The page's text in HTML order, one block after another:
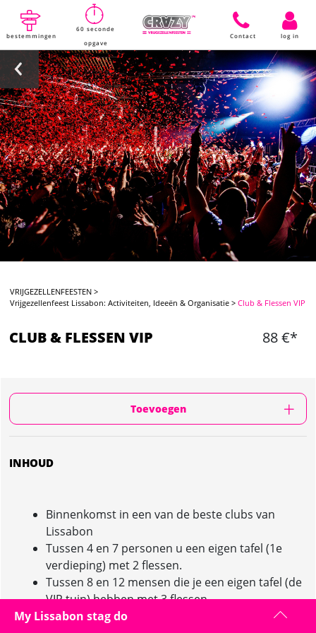
bestemmingen
60 seconde
opgave
Contact log in
VRIJGEZELLENFEESTEN >
Vrijgezellenfeest Lissabon: Activiteiten, Ideeën & Organisatie >Club & Flessen VIP
CLUB & FLESSEN VIP 88 €*
Toevoegen
INHOUD
Binnenkomst in een van de beste clubs van
Lissabon
Tussen 4 en 7 personen u een eigen tafel (1e
verdieping) met 2 flessen.
Tussen 8 en 12 mensen die je een eigen tafel (de
VIP tuin) hebben met 3 flessen.
My Lissabon stag do